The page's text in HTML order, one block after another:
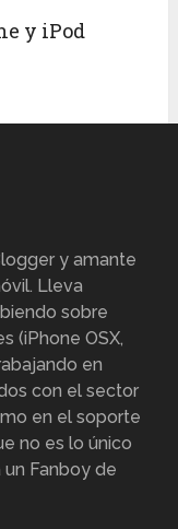
y iPod
y amante
Lleva
sobre
(iPhone OSX,
en
con el sector
en el soporte
no es lo único
Fanboy de